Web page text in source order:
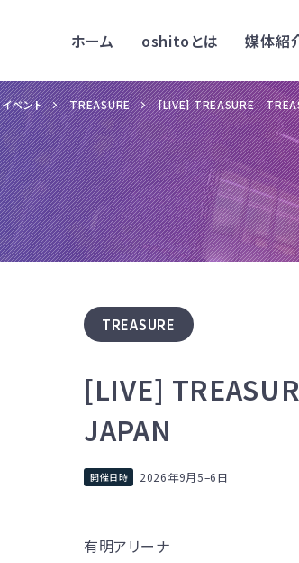
ホーム oshitoとは 媒体紹
イベント TREASURE [LIVE] TREASURE
TREASURE
[LIVE]
JAPAN
2026年9月5–6日
有明アリーナ